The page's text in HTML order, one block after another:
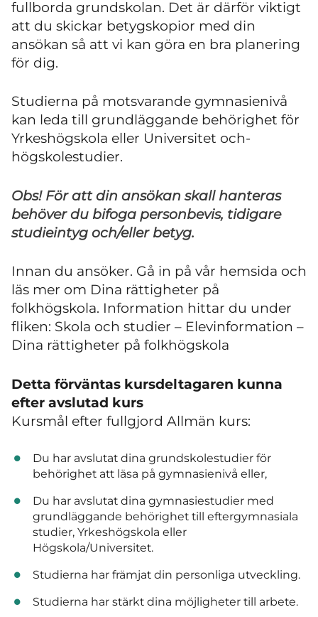
fullborda grundskolan. Det är därför viktigt
att du skickar betygskopior med din
ansökan så att vi kan göra en bra planering
för dig.
Studierna på motsvarande gymnasienivå
kan leda till grundläggande behörighet för
Yrkeshögskola eller Universitet och-
högskolestudier.
Obs! För att din ansökan skall hanteras
behöver du bifoga personbevis, tidigare
studieintyg och/eller betyg.
Innan du ansöker. Gå in på vår hemsida och
läs mer om Dina rättigheter på
folkhögskola. Information hittar du under
fliken: Skola och studier – Elevinformation –
Dina rättigheter på folkhögskola
Detta förväntas kursdeltagaren kunna
efter avslutad kurs
Kursmål efter fullgjord Allmän kurs:
Du har avslutat dina grundskolestudier för
behörighet att läsa på gymnasienivå eller,
Du har avslutat dina gymnasiestudier med
grundläggande behörighet till eftergymnasiala
studier, Yrkeshögskola eller
Högskola/Universitet.
Studierna har främjat din personliga utveckling.
Studierna har stärkt dina möjligheter till arbete.